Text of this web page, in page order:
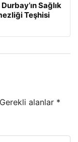
Sağlık
Teşhisi
Gerekli alanlar *